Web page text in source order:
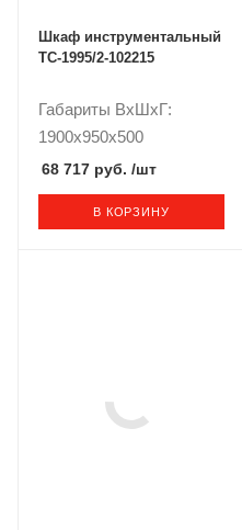
Шкаф инструментальный
TC-1995/2-102215
Габариты ВxШxГ:
1900x950x500
68 717 руб. /шт
В КОРЗИНУ